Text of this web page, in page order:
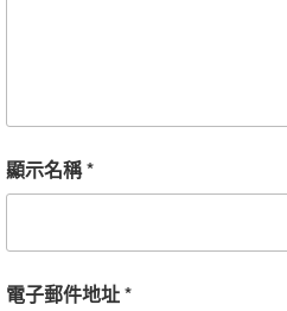
顯示名稱*
電子郵件地址*